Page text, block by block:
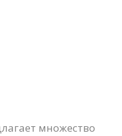
множество